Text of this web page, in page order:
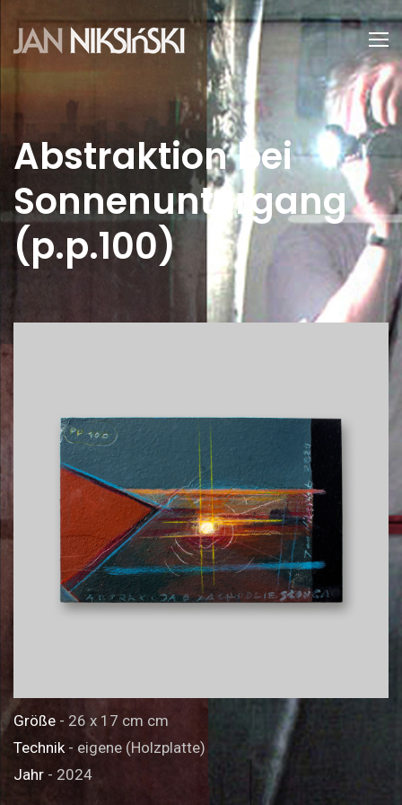
Abstraktion bei
Sonnenuntergang
(p.p.100)
Größe - 26 x 17 cm cm
Technik- eigene (Holzplatte)
Jahr - 2024